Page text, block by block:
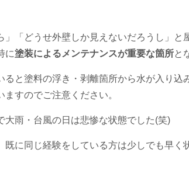
」「どうせ外壁しか見えないだろうし」と
に塗装によるメンテナンスが重要な箇所と
ると塗料の浮き・剥離箇所から水が入り
すのでご注意ください。
大雨・台風の日は悲惨な状態でした(笑)
既に同じ経験をしている方は少しでも早